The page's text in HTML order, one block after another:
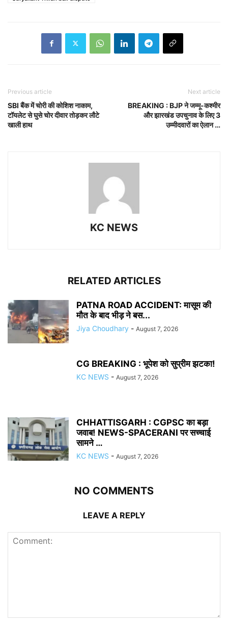
Previous article
SBI बैंक में चोरी की कोशिश नाकाम,
टॉयलेट से घुसे चोर दीवार तोड़कर लौटे
खाली हाथ
Next article
BREAKING : BJP ने जम्मू-कश्मीर
और झारखंड उपचुनाव के लिए 3
उम्मीदवारों का ऐलान …
KC NEWS
RELATED ARTICLES
PATNA ROAD ACCIDENT: मासूम की
मौत के बाद भीड़ ने बस...
Jiya Choudhary - August 7, 2026
CG BREAKING : भूपेश को सुप्रीम झटका!
KC NEWS - August 7, 2026
CHHATTISGARH : CGPSC का बड़ा
जवाब! NEWS-SPACERANI पर सच्चाई
सामने …
KC NEWS - August 7, 2026
NO COMMENTS
LEAVE A REPLY